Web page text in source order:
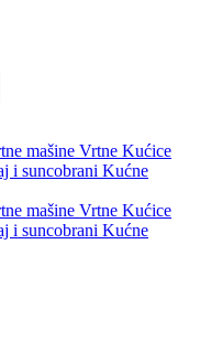
mašine Vrtne Kućice
i suncobrani Kućne
mašine Vrtne Kućice
i suncobrani Kućne